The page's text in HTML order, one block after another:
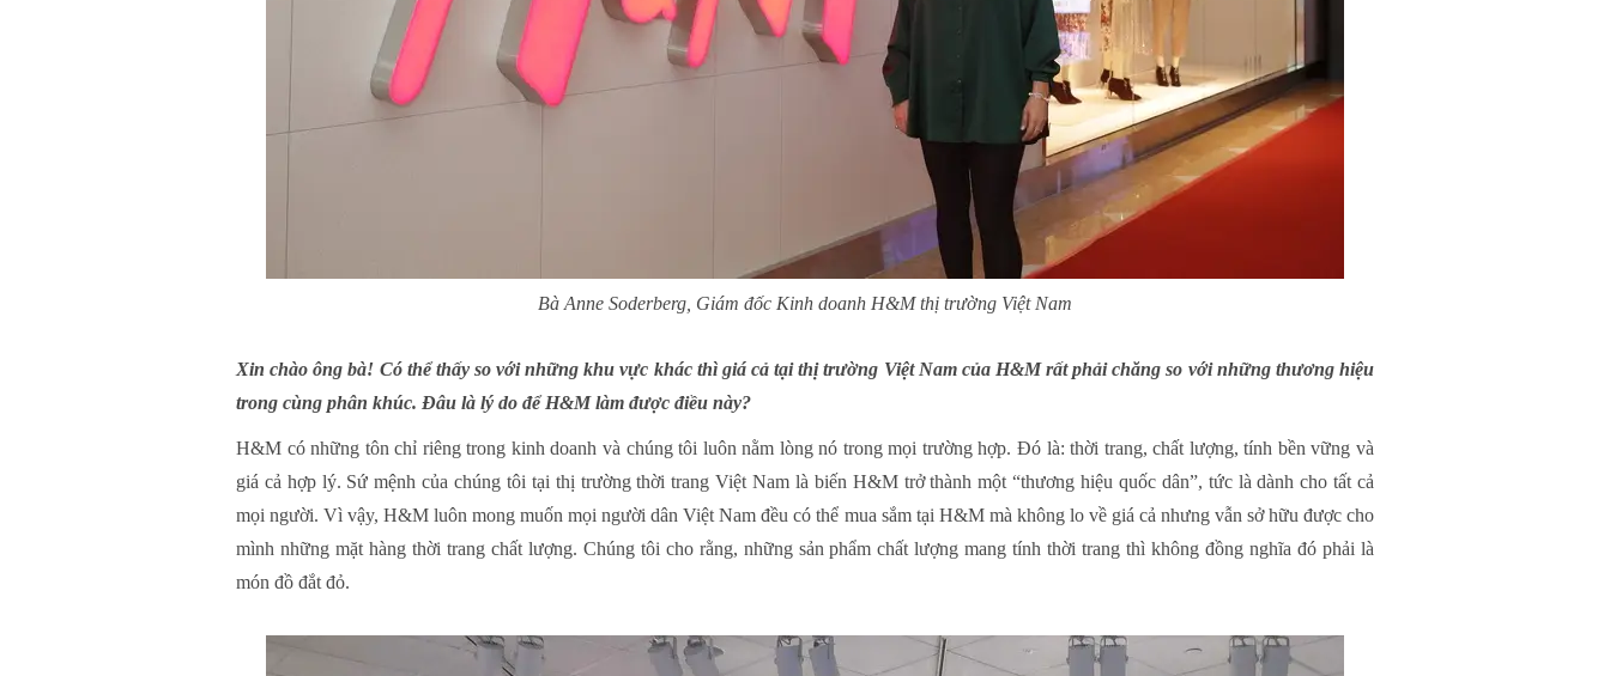
Bà Anne Soderberg, Giám đốc Kinh doanh H&M thị trường Việt Nam
Xin chào ông bà! Có thể thấy so với những khu vực khác thì giá cả tại thị trường Việt Nam của H&M rất phải chăng so với những thương hiệu
trong cùng phân khúc. Đâu là lý do để H&M làm được điều này?
H&M có những tôn chỉ riêng trong kinh doanh và chúng tôi luôn nằm lòng nó trong mọi trường hợp. Đó là: thời trang, chất lượng, tính bền vững và
giá cả hợp lý. Sứ mệnh của chúng tôi tại thị trường thời trang Việt Nam là biến H&M trở thành một “thương hiệu quốc dân”, tức là dành cho tất cả
mọi người. Vì vậy, H&M luôn mong muốn mọi người dân Việt Nam đều có thể mua sắm tại H&M mà không lo về giá cả nhưng vẫn sở hữu được cho
mình những mặt hàng thời trang chất lượng. Chúng tôi cho rằng, những sản phẩm chất lượng mang tính thời trang thì không đồng nghĩa đó phải là
món đồ đắt đỏ.